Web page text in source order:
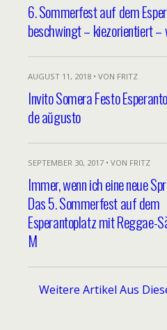
6. Sommerfest auf dem
beschwingt – kiezorientiert –
AUGUST 11, 2018 • VON FRITZ
Invito Somera Festo
de aŭgusto
SEPTEMBER 30, 2017 • VON FRITZ
Immer, wenn ich eine neue
Das 5. Sommerfest auf dem
Esperantoplatz mit Reggae-
M
Weitere Artikel Aus